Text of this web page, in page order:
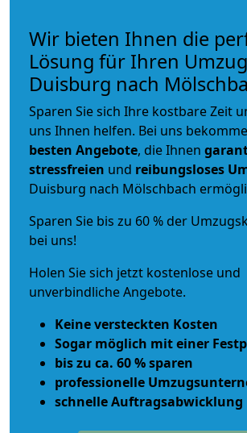
Wir bieten Ihnen die
Lösung für Ihren
Duisburg nach
Sparen Sie sich Ihre kostbare Zeit
uns Ihnen helfen. Bei uns
besten Angebote, die Ihnen
stressfreien und reibungsloses
Duisburg nach Mölschbach
Sparen Sie bis zu 60 % der
bei uns!
Holen Sie sich jetzt kostenlose und
unverbindliche Angebote.
Keine versteckten Kosten
Sogar möglich mit einer
bis zu ca. 60 % sparen
professionelle
schnelle Auftragsabwicklung